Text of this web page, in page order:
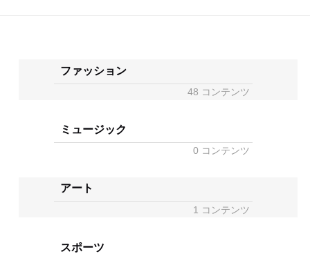
ファッション
48 コンテンツ
ミュージック
0 コンテンツ
アート
1 コンテンツ
スポーツ